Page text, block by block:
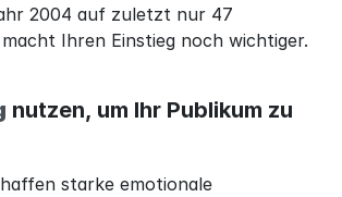
2004 auf zuletzt nur 47
Ihren Einstieg noch wichtiger.
nutzen, um Ihr Publikum zu
starke emotionale